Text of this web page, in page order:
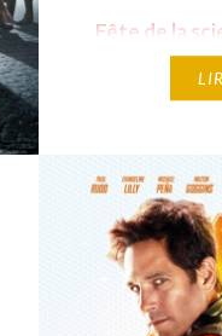
Fête de la
oscars dont
réalisateur -